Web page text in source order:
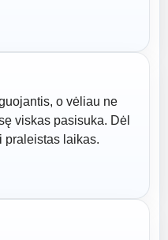
o vėliau ne
viskas pasisuka. Dėl
praleistas laikas.